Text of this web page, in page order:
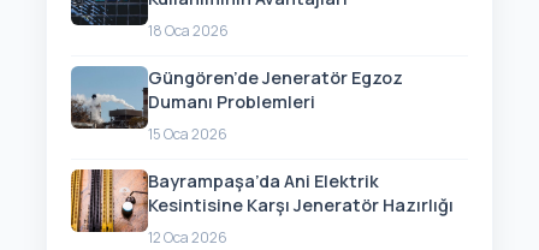
18 Oca 2026
Güngören’de Jeneratör Egzoz
Dumanı Problemleri
15 Oca 2026
Bayrampaşa’da Ani Elektrik
Kesintisine Karşı Jeneratör Hazırlığı
12 Oca 2026